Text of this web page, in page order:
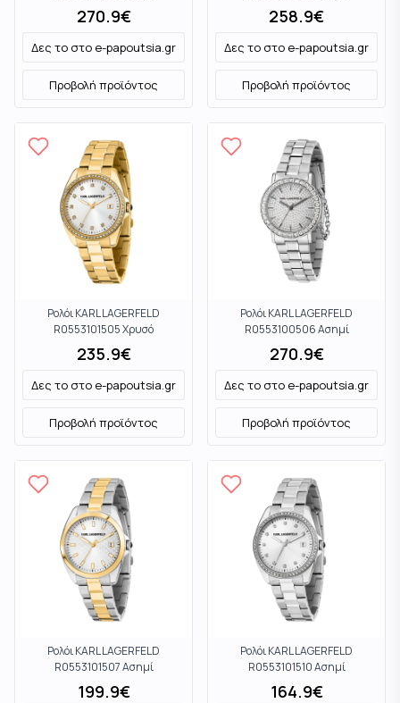
270.9€
Δες το στο e-papoutsia.gr
Προβολή προϊόντος
258.9€
Δες το στο e-papoutsia.gr
Προβολή προϊόντος
Ρολόι KARL LAGERFELD
R0553101505 Χρυσό
235.9€
Δες το στο e-papoutsia.gr
Προβολή προϊόντος
Ρολόι KARL LAGERFELD
R0553100506 Ασημί
270.9€
Δες το στο e-papoutsia.gr
Προβολή προϊόντος
Ρολόι KARL LAGERFELD
R0553101507 Ασημί
199.9€
Ρολόι KARL LAGERFELD
R0553101510 Ασημί
164.9€